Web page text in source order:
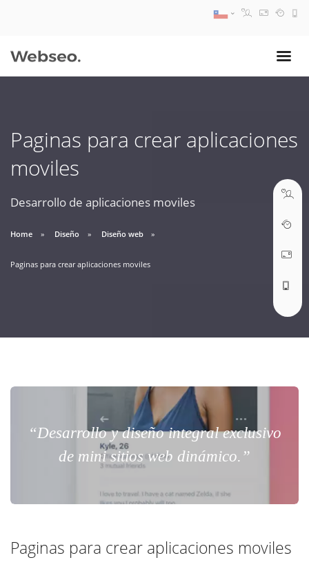
Paginas para crear aplicaciones
moviles
Desarrollo de aplicaciones moviles
Home Diseño Diseño web
Paginas para crear aplicaciones moviles
“Desarrollo y diseño integral exclusivo
de mini sitios web dinámico.”
Paginas para crear aplicaciones moviles
09:30 AM A 18:30 PM